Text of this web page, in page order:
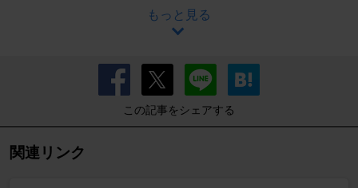
もっと見る
この記事をシェアする
関連リンク